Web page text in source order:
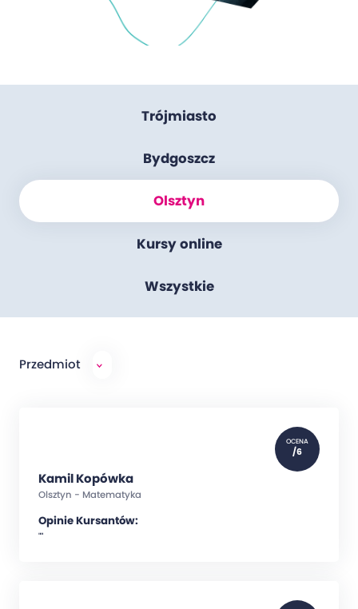
Trójmiasto
Bydgoszcz
Olsztyn
Kursy online
Wszystkie
Przedmiot
OCENA
/6
Kamil Kopówka
Olsztyn - Matematyka
Opinie Kursantów:
""